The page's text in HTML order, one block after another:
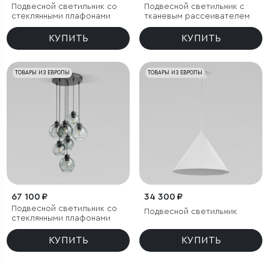
Подвесной светильник со
стеклянными плафонами
КУПИТЬ
Подвесной светильник с
тканевым рассеивателем
КУПИТЬ
ТОВАРЫ ИЗ ЕВРОПЫ
67 100 ₽
Подвесной светильник со
стеклянными плафонами
КУПИТЬ
ТОВАРЫ ИЗ ЕВРОПЫ
34 300 ₽
Подвесной светильник
КУПИТЬ